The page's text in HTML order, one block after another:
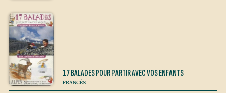
17 BALADES POUR PARTIR AVEC VOS ENFANTS
FRANCÉS